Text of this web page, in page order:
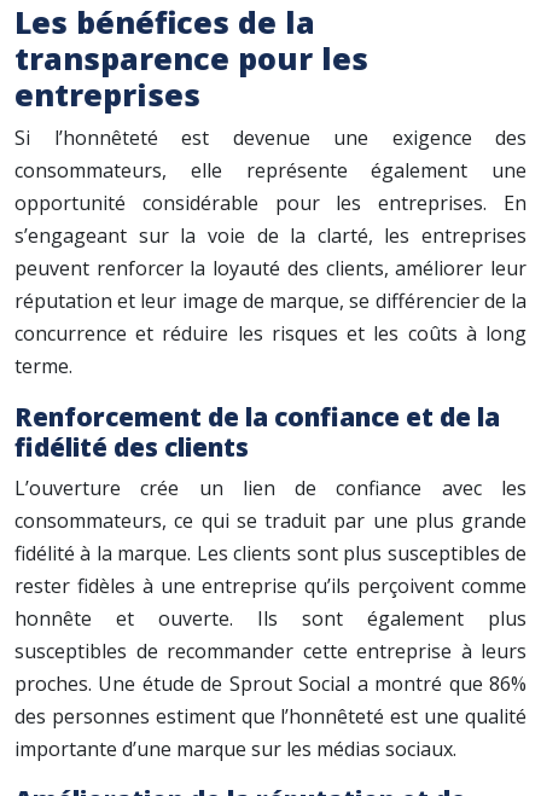
Les bénéfices de la
transparence pour les
entreprises
Si l’honnêteté est devenue une exigence des
consommateurs, elle représente également une
opportunité considérable pour les entreprises. En
s’engageant sur la voie de la clarté, les entreprises
peuvent renforcer la loyauté des clients, améliorer leur
réputation et leur image de marque, se différencier de la
concurrence et réduire les risques et les coûts à long
terme.
Renforcement de la confiance et de la
fidélité des clients
L’ouverture crée un lien de confiance avec les
consommateurs, ce qui se traduit par une plus grande
fidélité à la marque. Les clients sont plus susceptibles de
rester fidèles à une entreprise qu’ils perçoivent comme
honnête et ouverte. Ils sont également plus
susceptibles de recommander cette entreprise à leurs
proches. Une étude de Sprout Social a montré que 86%
des personnes estiment que l’honnêteté est une qualité
importante d’une marque sur les médias sociaux.